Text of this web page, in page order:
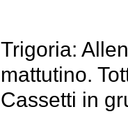
Trigoria:
mattutino.
Cassetti in